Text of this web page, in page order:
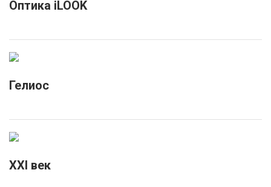
Оптика iLOOK
Гелиос
XXI век